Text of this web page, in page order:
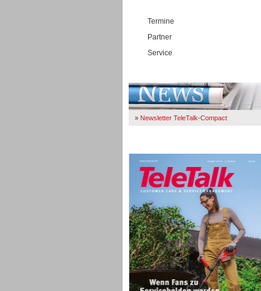
Termine
Partner
Service
» Newsletter TeleTalk-Compact